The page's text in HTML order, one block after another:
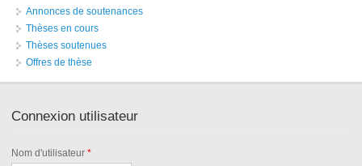
Annonces de soutenances
Thèses en cours
Thèses soutenues
Offres de thèse
Connexion utilisateur
Nom d'utilisateur*